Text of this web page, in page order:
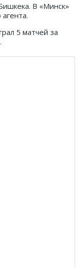
В «Минск»
5 матчей за